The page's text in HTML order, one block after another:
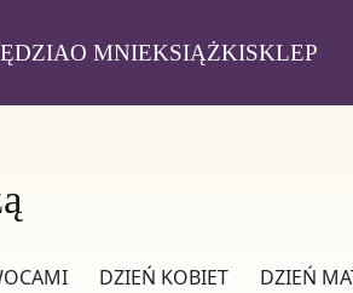
O MNIEKSIĄŻKISKLEP
DZIEŃ KOBIET DZIEŃ